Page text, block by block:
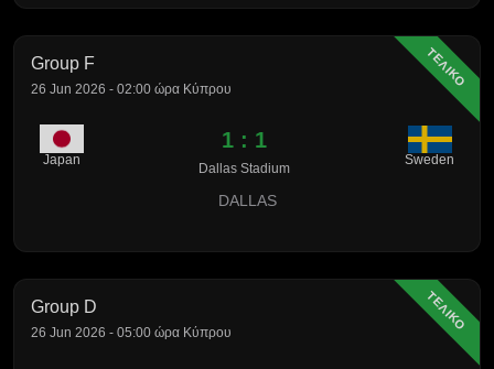
ΤΕΛΙΚΟ
Group F
26 Jun 2026 - 02:00 ώρα Κύπρου
Japan
1 : 1
Dallas Stadium
Sweden
DALLAS
ΤΕΛΙΚΟ
Group D
26 Jun 2026 - 05:00 ώρα Κύπρου